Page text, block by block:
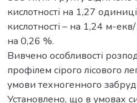
кислотності на 1,27
кислотності – на 1,24 м-
на 0,26 %.
Вивчено особливості
профілем сірого лісового
умови техногенного
Установлено, що в умовах